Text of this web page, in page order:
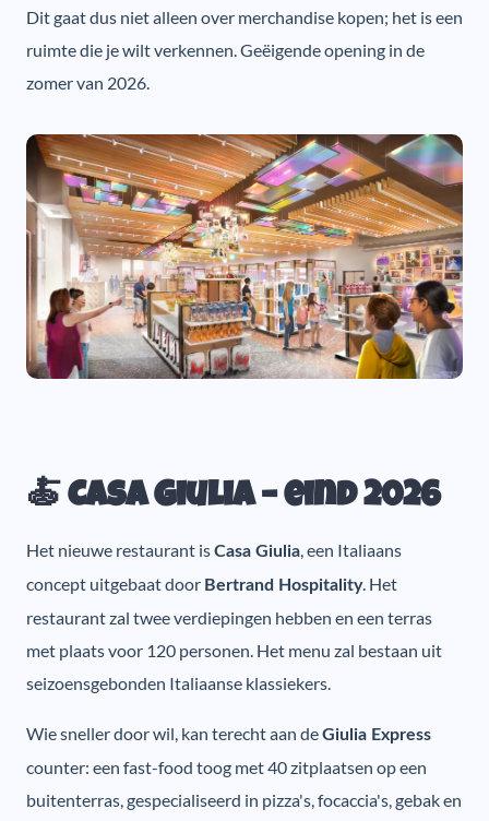
Dit gaat dus niet alleen over merchandise kopen; het is een
ruimte die je wilt verkennen. Geëigende opening in de
zomer van 2026.
🍝 Casa Giulia – eind 2026
Het nieuwe restaurant isCasa Giulia, een Italiaans
concept uitgebaat door Bertrand Hospitality. Het
restaurant zal twee verdiepingen hebben en een terras
met plaats voor 120 personen. Het menu zal bestaan uit
seizoensgebonden Italiaanse klassiekers.
Wie sneller door wil, kan terecht aan deGiulia Express
counter: een fast-food toog met 40 zitplaatsen op een
buitenterras, gespecialiseerd in pizza's, focaccia's, gebak en